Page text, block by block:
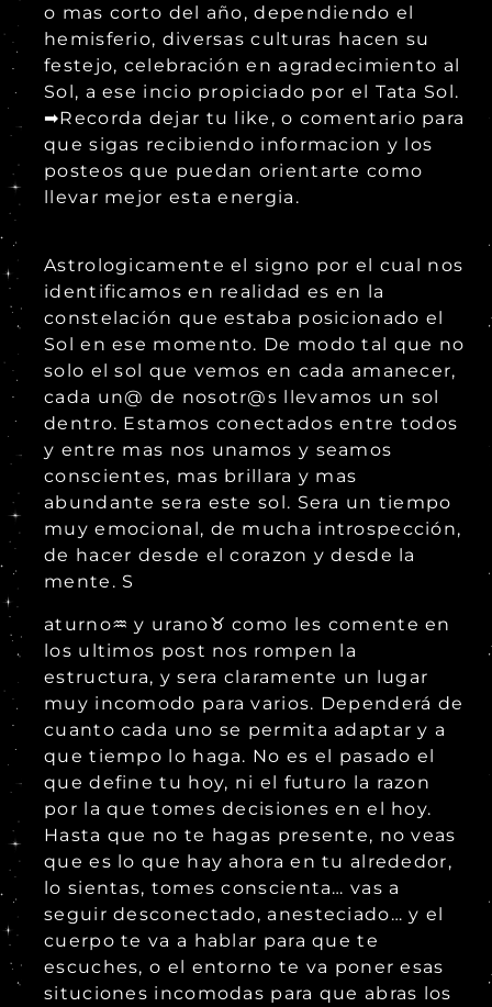
o mas corto del año, dependiendo el
hemisferio, diversas culturas hacen su
festejo, celebración en agradecimiento al
Sol, a ese incio propiciado por el Tata Sol.
➡Recorda dejar tu like, o comentario para
que sigas recibiendo informacion y los
posteos que puedan orientarte como
llevar mejor esta energia.
Astrologicamente el signo por el cual nos
identificamos en realidad es en la
constelación que estaba posicionado el
Sol en ese momento. De modo tal que no
solo el sol que vemos en cada amanecer,
cada un@ de nosotr@s llevamos un sol
dentro. Estamos conectados entre todos
y entre mas nos unamos y seamos
conscientes, mas brillara y mas
abundante sera este sol. Sera un tiempo
muy emocional, de mucha introspección,
de hacer desde el corazon y desde la
mente. S
aturno♒️ y urano♉️ como les comente en
los ultimos post nos rompen la
estructura, y sera claramente un lugar
muy incomodo para varios. Dependerá de
cuanto cada uno se permita adaptar y a
que tiempo lo haga. No es el pasado el
que define tu hoy, ni el futuro la razon
por la que tomes decisiones en el hoy.
Hasta que no te hagas presente, no veas
que es lo que hay ahora en tu alrededor,
lo sientas, tomes conscienta… vas a
seguir desconectado, anesteciado… y el
cuerpo te va a hablar para que te
escuches, o el entorno te va poner esas
situciones incomodas para que abras los